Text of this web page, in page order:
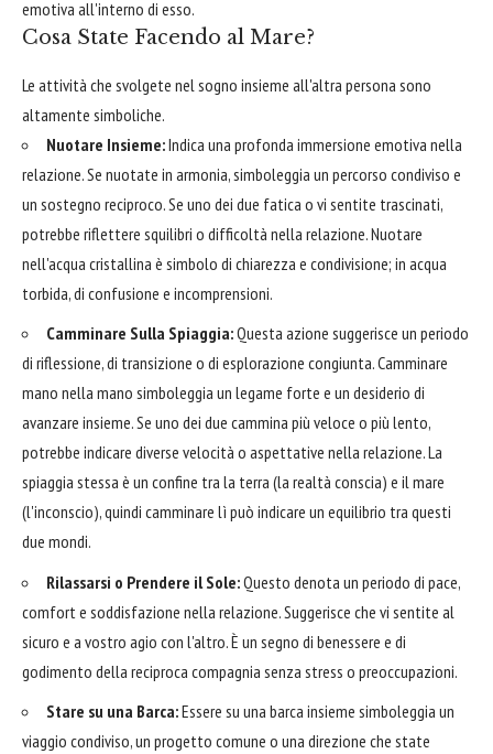
emotiva all'interno di esso.
Cosa State Facendo al Mare?
Le attività che svolgete nel sogno insieme all'altra persona sono
altamente simboliche.
Nuotare Insieme:Indica una profonda immersione emotiva nella
relazione. Se nuotate in armonia, simboleggia un percorso condiviso e
un sostegno reciproco. Se uno dei due fatica o vi sentite trascinati,
potrebbe riflettere squilibri o difficoltà nella relazione. Nuotare
nell'acqua cristallina è simbolo di chiarezza e condivisione; in acqua
torbida, di confusione e incomprensioni.
Camminare Sulla Spiaggia:Questa azione suggerisce un periodo
di riflessione, di transizione o di esplorazione congiunta. Camminare
mano nella mano simboleggia un legame forte e un desiderio di
avanzare insieme. Se uno dei due cammina più veloce o più lento,
potrebbe indicare diverse velocità o aspettative nella relazione. La
spiaggia stessa è un confine tra la terra (la realtà conscia) e il mare
(l'inconscio), quindi camminare lì può indicare un equilibrio tra questi
due mondi.
Rilassarsi o Prendere il Sole:Questo denota un periodo di pace,
comfort e soddisfazione nella relazione. Suggerisce che vi sentite al
sicuro e a vostro agio con l'altro. È un segno di benessere e di
godimento della reciproca compagnia senza stress o preoccupazioni.
Stare su una Barca:Essere su una barca insieme simboleggia un
viaggio condiviso, un progetto comune o una direzione che state